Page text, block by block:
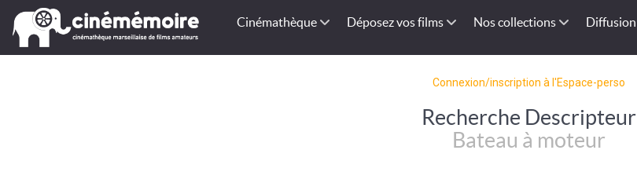
Cinémathèque Déposez vos films Nos collections Diffusion
Connexion/inscription à l'Espace-perso
Recherche Descripteur
Bateau à moteur